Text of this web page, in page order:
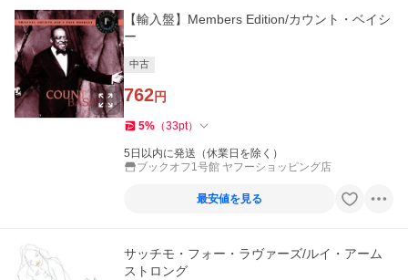
【輸入盤】Members Edition/カウント・ベイシ
ー
中古
762円
5% （33pt）
5日以内に発送（休業日を除く）
ブックオフ1号館 ヤフーショッピング店
最安値を見る
サッチモ・フォー・ラヴァーズ/ルイ・アーム
ストロング